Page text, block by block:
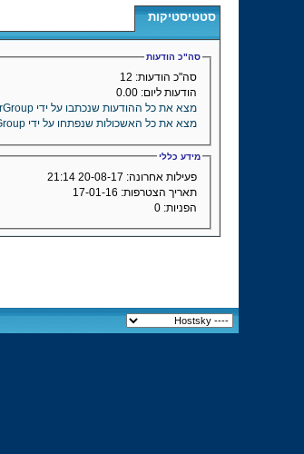
סטטיסטיקות
סה"כ הודעות
סה"כ הודעות:
הודעות ליום:
מצא את כל ההודעות שנכתבו על ידי StarGroup
מצא את כל האשכולות שנפתחו על ידי StarGroup
מידע כללי
פעילות אחרונה:
21:14
תאריך הצטרפות:
הפניות: